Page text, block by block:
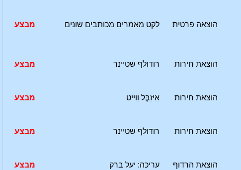
הוצאה פרטית לקט מאמרים מכותבים שונים מבצע
הוצאת חירות רודולף שטיינר מבצע
הוצאת חירות אִיזַבֶּל וַוייט מבצע
הוצאת חירות רודולף שטיינר מבצע
הוצאת הרדוף עריכה: יעל ברק מבצע